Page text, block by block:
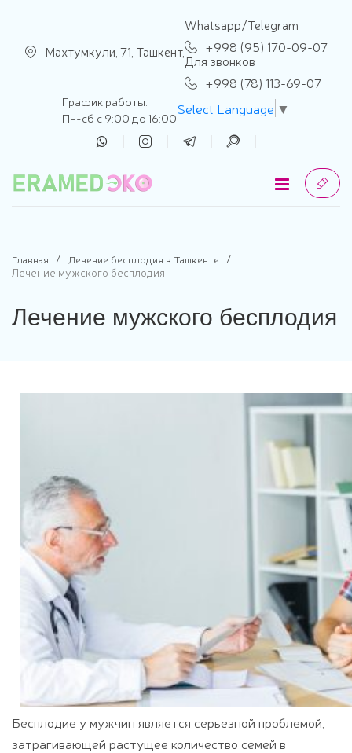
Махтумкули, 71, Ташкент,
Whatsapp/Telegram
+998 (95) 170-09-07
Для звонков
+998 (78) 113-69-07
График работы:
Пн-сб с 9:00 до 16:00
Select Language ▼
Главная Лечение бесплодия в Ташкенте
Лечение мужского бесплодия
Лечение мужского бесплодия
Бесплодие у мужчин является серьезной проблемой,
затрагивающей растущее количество семей в